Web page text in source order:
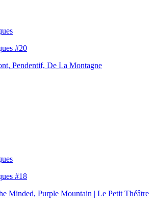
#20
Pendentif, De La Montagne
#18
Minded, Purple Mountain | Le Petit Théâtre